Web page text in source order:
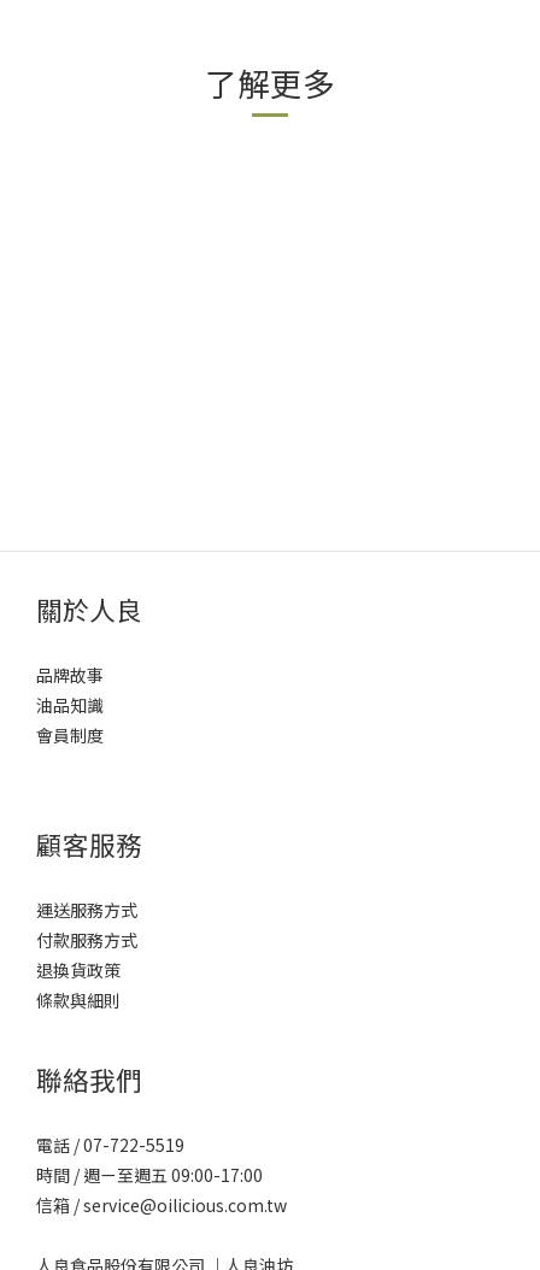
了解更多
關於人良
品牌故事
油品知識
會員制度
顧客服務
運送服務方式
付款服務方式
退換貨政策
條款與細則
聯絡我們
電話 /07-722-5519
時間 / 週ㄧ至週五 09:00-17:00
信箱 / service@oilicious.com.tw